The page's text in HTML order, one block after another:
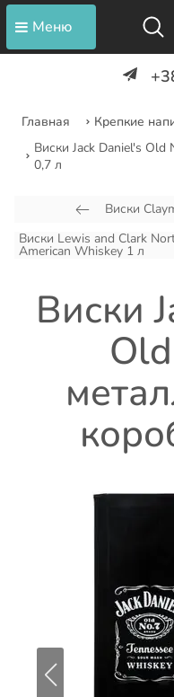
Меню
Главная Крепкие
Виски Jack Daniel's Old
0,7 л
Виски
Виски Lewis and Clark
American Whiskey 1 л
Виски